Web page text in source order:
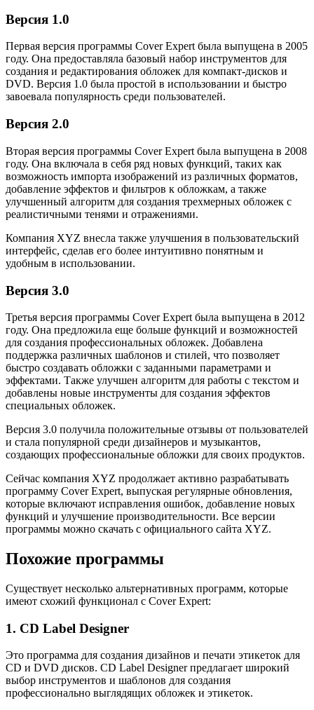
Версия 1.0
Первая версия программы Cover Expert была выпущена в 2005
году. Она предоставляла базовый набор инструментов для
создания и редактирования обложек для компакт-дисков и
DVD. Версия 1.0 была простой в использовании и быстро
завоевала популярность среди пользователей.
Версия 2.0
Вторая версия программы Cover Expert была выпущена в 2008
году. Она включала в себя ряд новых функций, таких как
возможность импорта изображений из различных форматов,
добавление эффектов и фильтров к обложкам, а также
улучшенный алгоритм для создания трехмерных обложек с
реалистичными тенями и отражениями.
Компания XYZ внесла также улучшения в пользовательский
интерфейс, сделав его более интуитивно понятным и
удобным в использовании.
Версия 3.0
Третья версия программы Cover Expert была выпущена в 2012
году. Она предложила еще больше функций и возможностей
для создания профессиональных обложек. Добавлена
поддержка различных шаблонов и стилей, что позволяет
быстро создавать обложки с заданными параметрами и
эффектами. Также улучшен алгоритм для работы с текстом и
добавлены новые инструменты для создания эффектов
специальных обложек.
Версия 3.0 получила положительные отзывы от пользователей
и стала популярной среди дизайнеров и музыкантов,
создающих профессиональные обложки для своих продуктов.
Сейчас компания XYZ продолжает активно разрабатывать
программу Cover Expert, выпуская регулярные обновления,
которые включают исправления ошибок, добавление новых
функций и улучшение производительности. Все версии
программы можно скачать с официального сайта XYZ.
Похожие программы
Существует несколько альтернативных программ, которые
имеют схожий функционал с Cover Expert:
1. CD Label Designer
Это программа для создания дизайнов и печати этикеток для
CD и DVD дисков. CD Label Designer предлагает широкий
выбор инструментов и шаблонов для создания
профессионально выглядящих обложек и этикеток.